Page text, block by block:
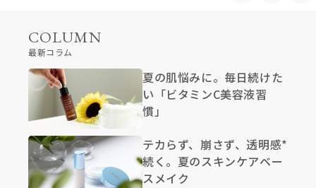
COLUMN
最新コラム
夏の肌悩みに。毎日続けた
い「ビタミンC美容液習
慣」
テカらず、崩さず、透明感*
続く。夏のスキンケアベー
スメイク